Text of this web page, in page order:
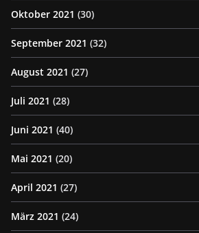
Oktober 2021 (30)
September 2021 (32)
August 2021 (27)
Juli 2021 (28)
Juni 2021 (40)
Mai 2021 (20)
April 2021 (27)
März 2021 (24)